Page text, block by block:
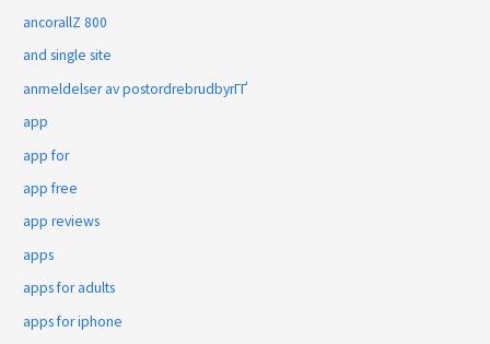
ancorallZ 800
and single site
anmeldelser av postordrebrudbyrГҐ
app
app for
app free
app reviews
apps
apps for adults
apps for iphone